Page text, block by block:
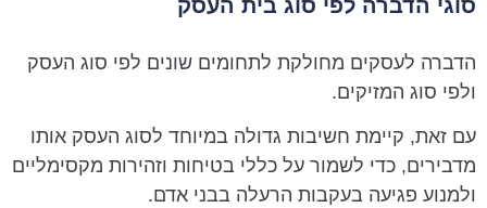
סוגי הדברה לפי סוג בית העסק
הדברה לעסקים מחולקת לתחומים שונים לפי סוג העסק
ולפי סוג המזיקים.
עם זאת, קיימת חשיבות גדולה במיוחד לסוג העסק אותו
מדבירים, כדי לשמור על כללי בטיחות וזהירות מקסימליים
ולמנוע פגיעה בעקבות הרעלה בבני אדם.